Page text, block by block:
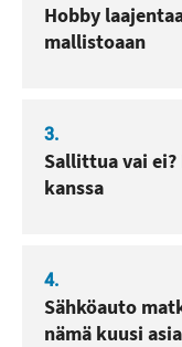
Hobby
mallistoaan
3.
Sallittua vai ei?
kanssa
4.
Sähköauto
nämä kuusi